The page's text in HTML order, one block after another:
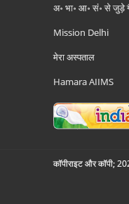
अ॰ भा॰ आ॰ सं॰ से जुड़े
Mission Delhi
मेरा अस्पताल
Hamara AIIMS
कॉपीराइट और कॉपी;